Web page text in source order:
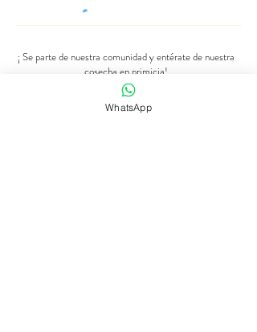
¡ Se parte de nuestra comunidad y entérate de nuestra
cosecha en primicia!
WhatsApp